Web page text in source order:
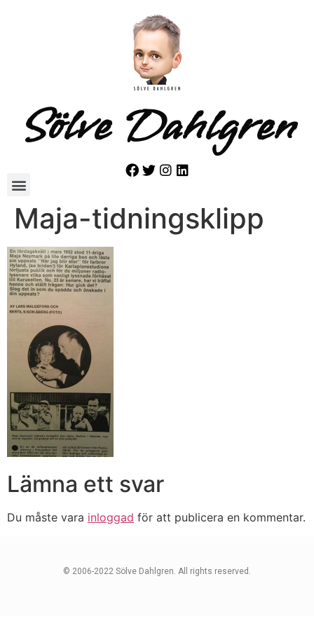
Sölve Dahlgren
Maja-tidningsklipp
Lämna ett svar
Du måste vara inloggad för att publicera en kommentar.
© 2006-2022 Sölve Dahlgren. All rights reserved.